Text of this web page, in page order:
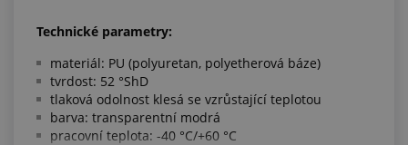
Technické parametry:
materiál: PU (polyuretan, polyetherová báze)
tvrdost: 52 °ShD
tlaková odolnost klesá se vzrůstající teplotou
barva: transparentní modrá
pracovní teplota: -40 °C/+60 °C